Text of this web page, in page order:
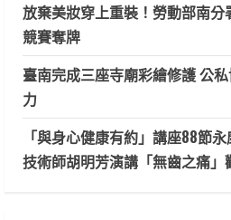
放棄美妝穿上重裝！勞動部南分
競賽奪牌
臺南完成三座寺廟彩繪修護 公
力
「與身心健康有約」講座88節
技術師胡明芳演講「無齒之痛」